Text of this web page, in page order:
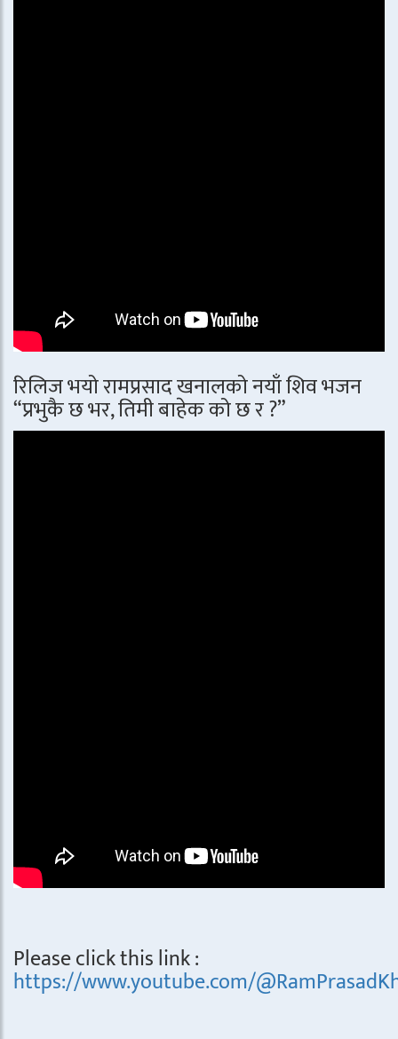
रिलिज भयो रामप्रसाद खनालको नयाँ शिव भजन
“प्रभुकै छ भर, तिमी बाहेक को छ र ?”
Please click this link :
https://www.youtube.com/